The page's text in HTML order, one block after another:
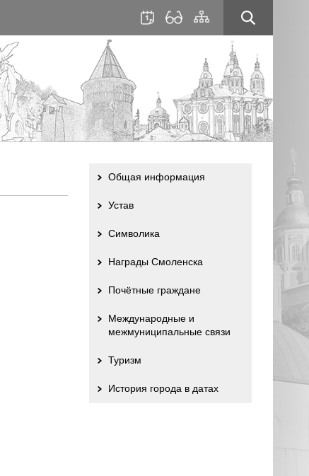
Общая информация
Устав
Символика
Награды Смоленска
Почётные граждане
Международные и
межмуниципальные связи
Туризм
История города в датах